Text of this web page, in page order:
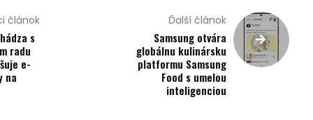
článok
s
radu
e-
na
Ďalší článok
Samsung otvára
globálnu kulinársku
platformu Samsung
Food s umelou
inteligenciou